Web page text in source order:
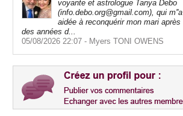
voyante et astrologue Tanya Debo
(info.debo.org@gmail.com), qui m''a
aidée à reconquérir mon mari après
des années d...
05/08/2026 22:07 - Myers TONI OWENS